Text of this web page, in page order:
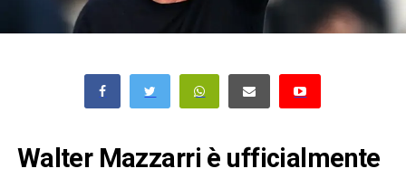
Walter Mazzarri è ufficialmente